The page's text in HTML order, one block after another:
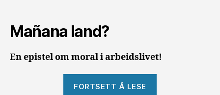
Mañana land?
En epistel om moral i arbeidslivet!
FORTSETT Å LESE